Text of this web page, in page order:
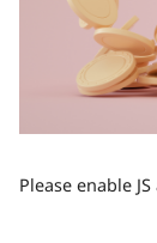
Please enable